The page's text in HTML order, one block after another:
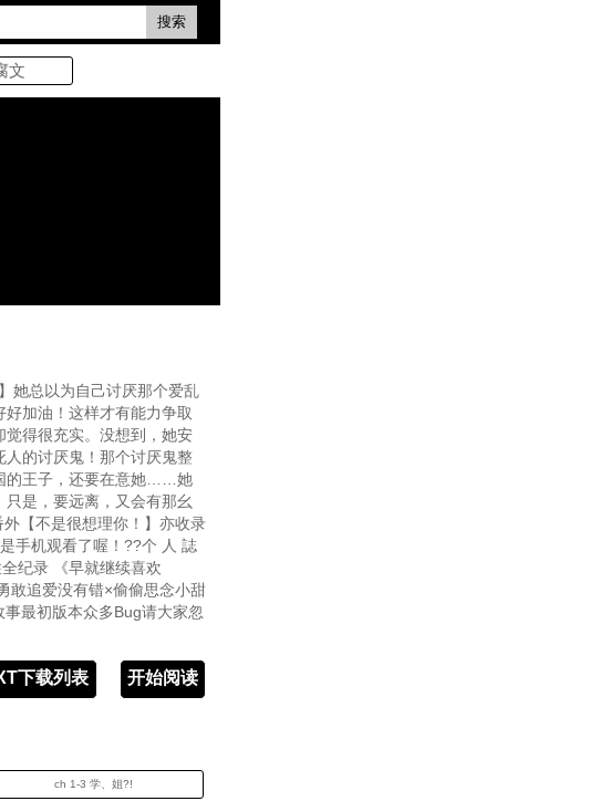
搜索
文
她总以为自己讨厌那个爱乱
加油！这样才有能力争取
得很充实。没想到，她安
的讨厌鬼！那个讨厌鬼整
的王子，还要在意她……她
是，要远离，又会有那幺
【不是很想理你！】亦收录
手机观看了喔！??个 人 誌
纪录 《早就继续喜欢
敢追爱没有错×偷偷思念小甜
最初版本众多Bug请大家忽
开始阅读
下载列表
ch 1-3 学、姐?!